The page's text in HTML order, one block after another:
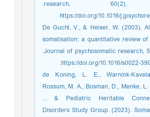
research, 60(2), 113-124.‏
https://doi.org/10.1016/
De Gucht, V., & Heiser, W. (2003).
somatisation: a quantitative review
Journal of psychosomatic research, 54(5), 425-434.‏
https://doi.org/10.1016/s0022-
de Koning, L. E.,
Rossum, M. A., Bosman, D., Menke,
... & Pediatric Heritable
Disorders Study Group. (2023).